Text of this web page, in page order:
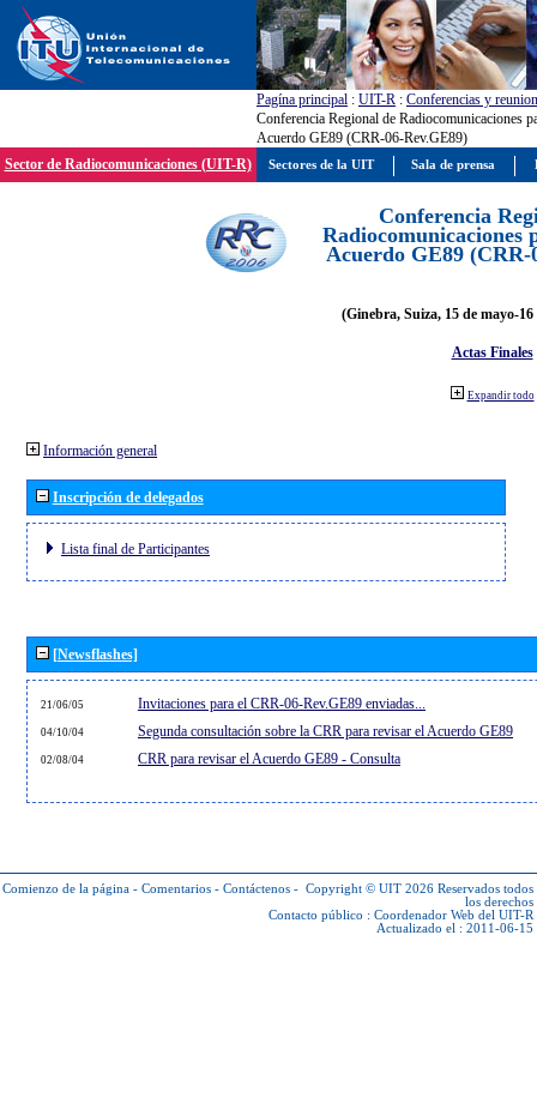
Pagína principal : UIT-R : Conferencias y
Conferencia Regional de Radiocomunicaciones
Acuerdo GE89 (CRR-06-Rev.GE89)
Sector de Radiocomunicaciones (UIT-R)
Conferencia
Radiocomunicaciones
Acuerdo GE89 (CRR-
(Ginebra, Suiza, 15 de mayo-
Actas Finales
Expandir todo
Información general
Inscripción de delegados
Lista final de Participantes
[Newsflashes]
21/06/05 Invitaciones para el CRR-06-Rev.GE89 enviadas...
04/10/04 Segunda consultación sobre la CRR para revisar el Acuerdo GE89
02/08/04 CRR para revisar el Acuerdo GE89 - Consulta
Comienzo de la página - Comentarios - Contáctenos - Copyright © UIT 2026 Reservados todos
los derechos
Contacto público : Coordenador Web del UIT-R
Actualizado el : 2011-06-15
Sectores de la UIT Sala de prensa